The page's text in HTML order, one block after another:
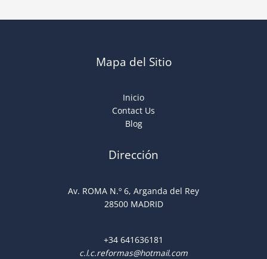
Mapa del Sitio
Inicio
Contact Us
Blog
Dirección
Av. ROMA N.º 6, Arganda del Rey
28500 MADRID
+34 641636181
c.l.c.reformas@hotmail.com